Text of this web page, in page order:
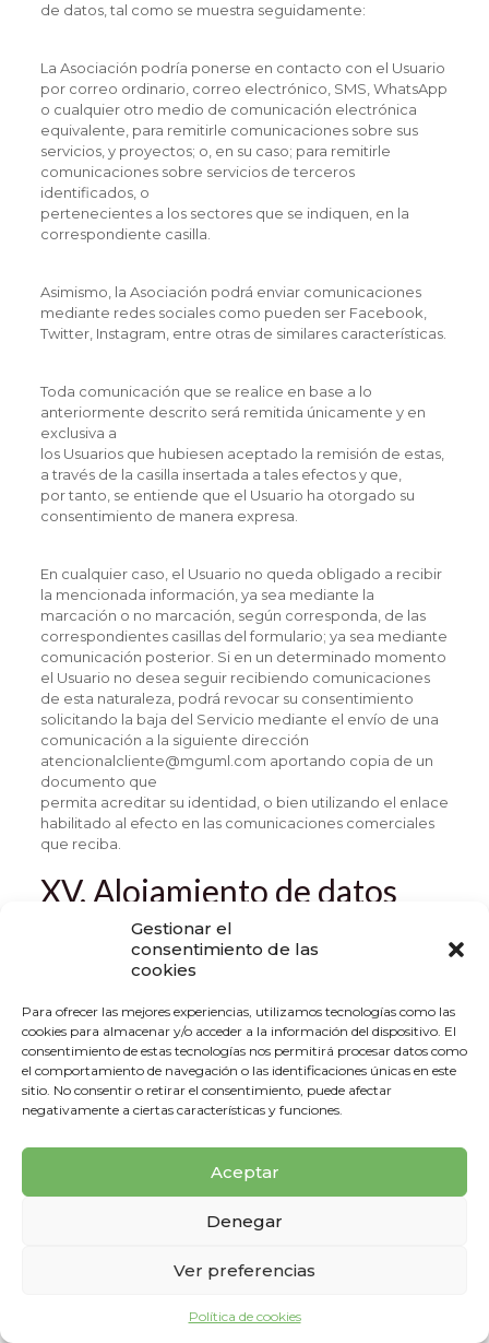
Gestionar el
consentimiento de las
cookies
Para ofrecer las mejores experiencias, utilizamos tecnologías como las
cookies para almacenar y/o acceder a la información del dispositivo. El
consentimiento de estas tecnologías nos permitirá procesar datos como
el comportamiento de navegación o las identificaciones únicas en este
sitio. No consentir o retirar el consentimiento, puede afectar
negativamente a ciertas características y funciones.
Aceptar
Denegar
Ver preferencias
Política de cookies
de datos, tal como se muestra seguidamente:
La Asociación podría ponerse en contacto con el Usuario
por correo ordinario, correo electrónico, SMS, WhatsApp
o cualquier otro medio de comunicación electrónica
equivalente, para remitirle comunicaciones sobre sus
servicios, y proyectos; o, en su caso; para remitirle
comunicaciones sobre servicios de terceros
identificados, o
pertenecientes a los sectores que se indiquen, en la
correspondiente casilla.
Asimismo, la Asociación podrá enviar comunicaciones
mediante redes sociales como pueden ser Facebook,
Twitter, Instagram, entre otras de similares características.
Toda comunicación que se realice en base a lo
anteriormente descrito será remitida únicamente y en
exclusiva a
los Usuarios que hubiesen aceptado la remisión de estas,
a través de la casilla insertada a tales efectos y que,
por tanto, se entiende que el Usuario ha otorgado su
consentimiento de manera expresa.
En cualquier caso, el Usuario no queda obligado a recibir
la mencionada información, ya sea mediante la
marcación o no marcación, según corresponda, de las
correspondientes casillas del formulario; ya sea mediante
comunicación posterior. Si en un determinado momento
el Usuario no desea seguir recibiendo comunicaciones
de esta naturaleza, podrá revocar su consentimiento
solicitando la baja del Servicio mediante el envío de una
comunicación a la siguiente dirección
atencionalcliente@mguml.com aportando copia de un
documento que
permita acreditar su identidad, o bien utilizando el enlace
habilitado al efecto en las comunicaciones comerciales
que reciba.
XV. Alojamiento de datos
Por razones técnicas y de calidad de Servicios, la web
https://mguml.com se encuentra alojada en los servidores
dentro del ámbito de la Unión Europea.
XVI. Disponibilidad de los
datos
La disponibilidad de los datos en internet puede verse
pueden controlar ni prever, la Asociación no será
responsable de los daños o perjuicios que estos
pudiesen
ocasionar intentando prestar los Servicios por vías
seguridad para asegurar su confidencialidad, integridad y